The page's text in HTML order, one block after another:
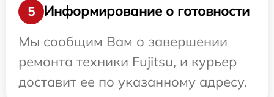
5
Информирование о готовности
Мы сообщим Вам о завершении
ремонта техники Fujitsu, и курьер
доставит ее по указанному адресу.